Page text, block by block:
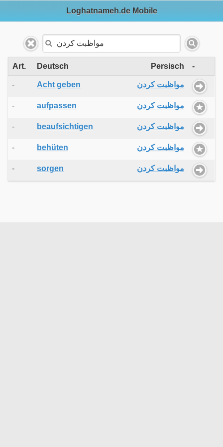
Loghatnameh.de Mobile
Art. Deutsch Persisch -
- Acht geben مواظبت کردن
- aufpassen مواظبت کردن
- beaufsichtigen مواظبت کردن
- behüten مواظبت کردن
- sorgen مواظبت کردن